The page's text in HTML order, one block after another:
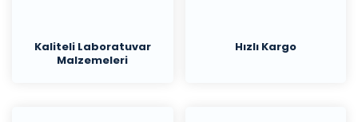
Kaliteli Laboratuvar
Malzemeleri
Hızlı Kargo